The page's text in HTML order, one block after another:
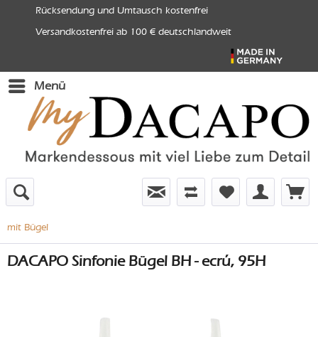
Rücksendung und Umtausch kostenfrei
Versandkostenfrei ab 100 € deutschlandweit
Menü
mit Bügel
DACAPO Sinfonie Bügel BH - ecrú, 95H